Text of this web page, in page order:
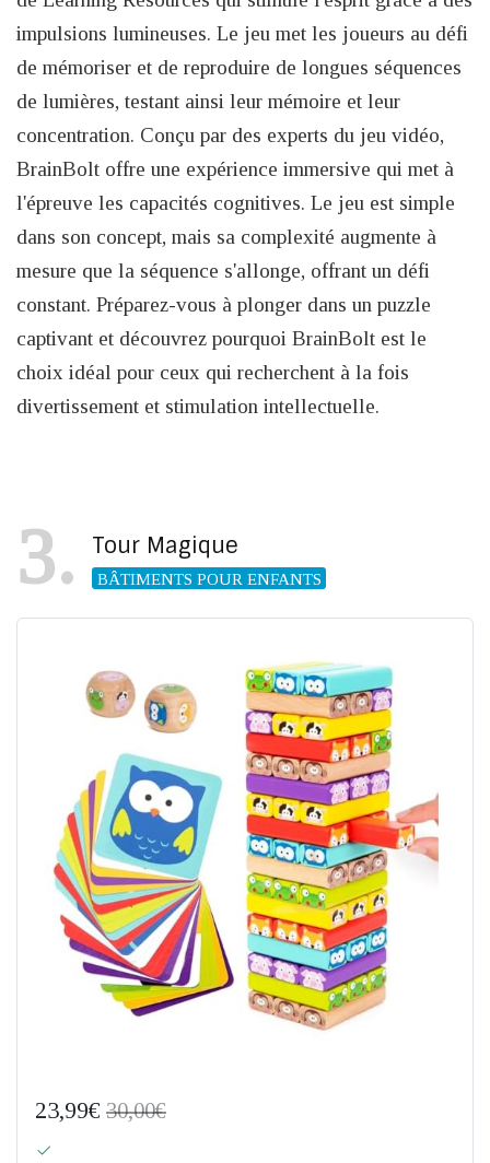
impulsions lumineuses. Le jeu met les joueurs au défi
de mémoriser et de reproduire de longues séquences
de lumières, testant ainsi leur mémoire et leur
concentration. Conçu par des experts du jeu vidéo,
BrainBolt offre une expérience immersive qui met à
l'épreuve les capacités cognitives. Le jeu est simple
dans son concept, mais sa complexité augmente à
mesure que la séquence s'allonge, offrant un défi
constant. Préparez-vous à plonger dans un puzzle
captivant et découvrez pourquoi BrainBolt est le
choix idéal pour ceux qui recherchent à la fois
divertissement et stimulation intellectuelle.
3 Tour Magique
BÂTIMENTS POUR ENFANTS
23,99€ 30,00€